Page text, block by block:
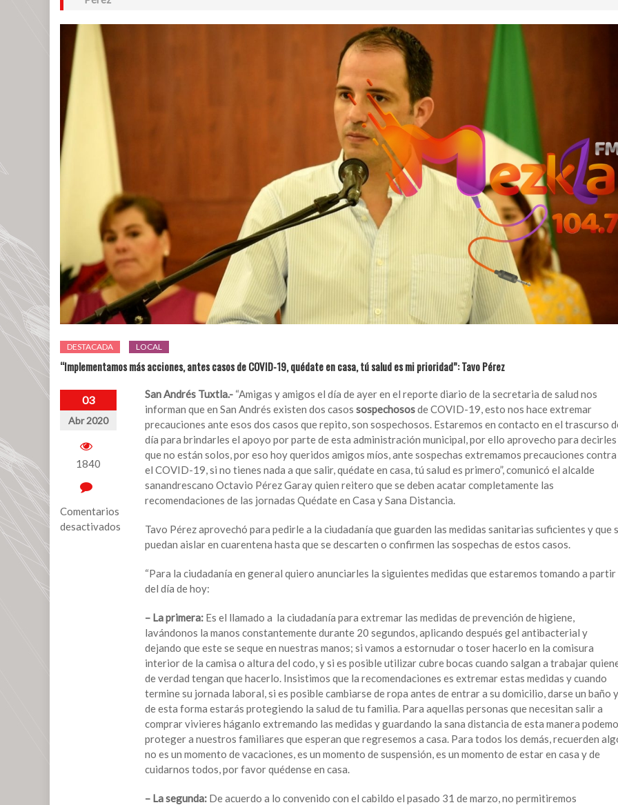
DESTACADA LOCAL
“Implementamos más acciones, antes casos de COVID-19, quédate en casa, tú salud es mi prioridad”: Tavo Pérez
03
Abr 2020
1840
Comentarios
desactivados
San Andrés Tuxtla.-“Amigas y amigos el día de ayer en el reporte diario de la secretaria de salud nos
informan que en San Andrés existen dos casos sospechososde COVID-19, esto nos hace extremar
precauciones ante esos dos casos que repito, son sospechosos. Estaremos en contacto en el trascurso
día para brindarles el apoyo por parte de esta administración municipal, por ello aprovecho para decirles
que no están solos, por eso hoy queridos amigos míos, ante sospechas extremamos precauciones contra
el COVID-19, si no tienes nada a que salir, quédate en casa, tú salud es primero”, comunicó el alcalde
sanandrescano Octavio Pérez Garay quien reitero que se deben acatar completamente las
recomendaciones de las jornadas Quédate en Casa y Sana Distancia.
Tavo Pérez aprovechó para pedirle a la ciudadanía que guarden las medidas sanitarias suficientes y que
puedan aislar en cuarentena hasta que se descarten o confirmen las sospechas de estos casos.
“Para la ciudadanía en general quiero anunciarles la siguientes medidas que estaremos tomando a partir
del día de hoy:
– La primera:Es el llamado a la ciudadanía para extremar las medidas de prevención de higiene,
lavándonos la manos constantemente durante 20 segundos, aplicando después gel antibacterial y
dejando que este se seque en nuestras manos; si vamos a estornudar o toser hacerlo en la comisura
interior de la camisa o altura del codo, y si es posible utilizar cubre bocas cuando salgan a trabajar
de verdad tengan que hacerlo. Insistimos que la recomendaciones es extremar estas medidas y cuando
termine su jornada laboral, si es posible cambiarse de ropa antes de entrar a su domicilio, darse un baño y
de esta forma estarás protegiendo la salud de tu familia. Para aquellas personas que necesitan salir a
comprar vivieres háganlo extremando las medidas y guardando la sana distancia de esta manera
proteger a nuestros familiares que esperan que regresemos a casa. Para todos los demás, recuerden
no es un momento de vacaciones, es un momento de suspensión, es un momento de estar en casa y de
cuidarnos todos, por favor quédense en casa.
– La segunda: De acuerdo a lo convenido con el cabildo el pasado 31 de marzo, no permitiremos